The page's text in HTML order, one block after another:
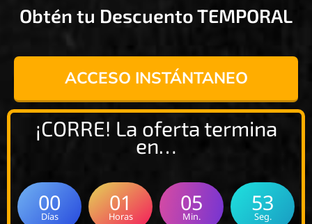
Obtén tu Descuento TEMPORAL
ACCESO INSTÁNTANEO
¡CORRE! La oferta termina
en…
00
Días
01
Horas
05
Min.
52
Seg.